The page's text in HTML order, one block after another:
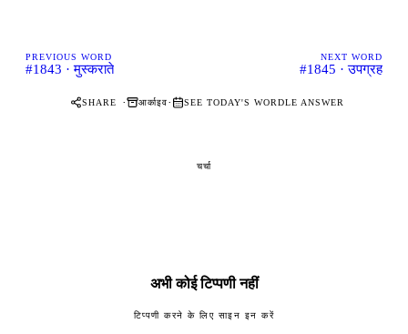
PREVIOUS WORD
#1843 · मुस्कराते
NEXT WORD
#1845 · उपग्रह
SHARE · आर्काइव· SEE TODAY'S WORDLE ANSWER
चर्चा
अभी कोई टिप्पणी नहीं
टिप्पणी करने के लिए साइन इन करें